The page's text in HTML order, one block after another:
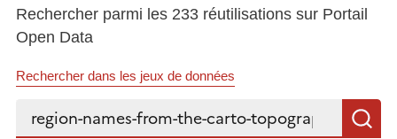
Rechercher parmi les 233 réutilisations sur Portail
Open Data
Rechercher dans les jeux de données
Rechercher...